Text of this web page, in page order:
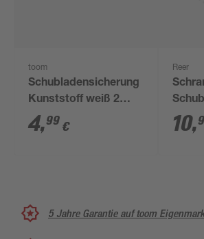
toom
Schubladensicherung
Kunststoff weiß 2
Stück
4,99 €
Reer
weiß
10,
5 Jahre Garantie auf toom